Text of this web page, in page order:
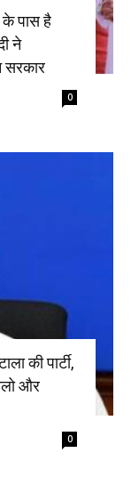
पास है
ने
सरकार
0
की पार्टी,
और
0